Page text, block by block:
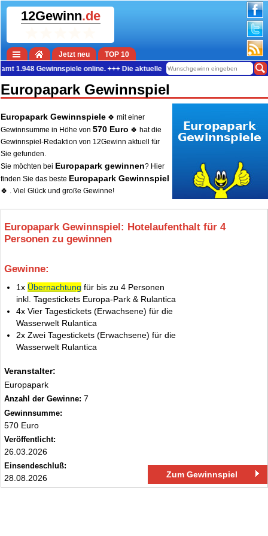
12Gewinn.de
Jetzt neu
TOP 10
Gewinnspiele online. +++ Die aktuelle Gewinn-Summe beträgt 37.886.979
Europapark Gewinnspiel
Europapark Gewinnspiele 🍀 mit einer
Gewinnsumme in Höhe von 570 Euro 🍀 hat die
Gewinnspiel-Redaktion von 12Gewinn aktuell für
Sie gefunden.
Sie möchten bei Europapark gewinnen? Hier
finden Sie das beste Europapark Gewinnspiel
🍀 . Viel Glück und große Gewinne!
Europapark Gewinnspiel: Hotelaufenthalt für 4
Personen zu gewinnen
Gewinne:
1x Übernachtung für bis zu 4 Personen
inkl. Tagestickets Europa-Park & Rulantica
4x Vier Tagestickets (Erwachsene) für die
Wasserwelt Rulantica
2x Zwei Tagestickets (Erwachsene) für die
Wasserwelt Rulantica
Veranstalter:
Europapark
Anzahl der Gewinne: 7
Gewinnsumme:
570 Euro
Veröffentlicht:
26.03.2026
Einsendeschluß:
28.08.2026 Zum Gewinnspiel